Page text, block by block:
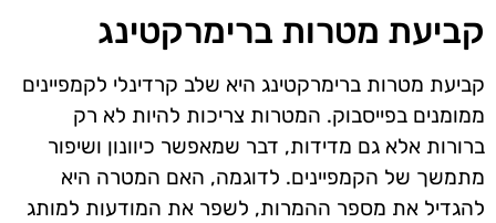
קביעת מטרות ברימרקטינג
קביעת מטרות ברימרקטינג היא שלב קרדינלי לקמפיינים
ממומנים בפייסבוק. המטרות צריכות להיות לא רק
ברורות אלא גם מדידות, דבר שמאפשר כיוונון ושיפור
מתמשך של הקמפיינים. לדוגמה, האם המטרה היא
להגדיל את מספר ההמרות, לשפר את המודעות למותג